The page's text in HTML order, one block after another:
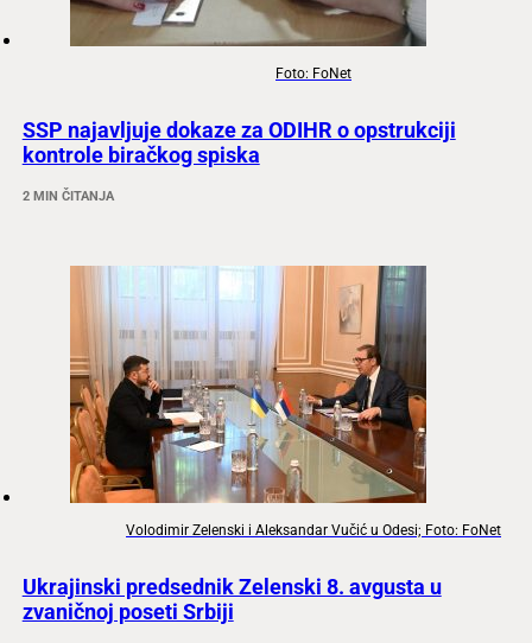
Foto: FoNet
SSP najavljuje dokaze za ODIHR o opstrukciji
kontrole biračkog spiska
2 MIN ČITANJA
Volodimir Zelenski i Aleksandar Vučić u Odesi; Foto: FoNet
Ukrajinski predsednik Zelenski 8. avgusta u
zvaničnoj poseti Srbiji